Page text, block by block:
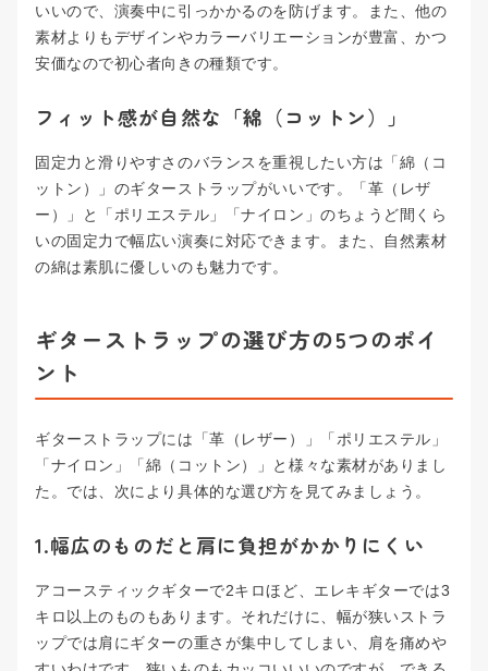
いいので、演奏中に引っかかるのを防げます。また、他の
素材よりもデザインやカラーバリエーションが豊富、かつ
安価なので初心者向きの種類です。
フィット感が自然な「綿（コットン）」
固定力と滑りやすさのバランスを重視したい方は「綿（コ
ットン）」のギターストラップがいいです。「革（レザ
ー）」と「ポリエステル」「ナイロン」のちょうど間くら
いの固定力で幅広い演奏に対応できます。また、自然素材
の綿は素肌に優しいのも魅力です。
ギターストラップの選び方の5つのポイ
ント
ギターストラップには「革（レザー）」「ポリエステル」
「ナイロン」「綿（コットン）」と様々な素材がありまし
た。では、次により具体的な選び方を見てみましょう。
1.幅広のものだと肩に負担がかかりにくい
アコースティックギターで2キロほど、エレキギターでは3
キロ以上のものもあります。それだけに、幅が狭いストラ
ップでは肩にギターの重さが集中してしまい、肩を痛めや